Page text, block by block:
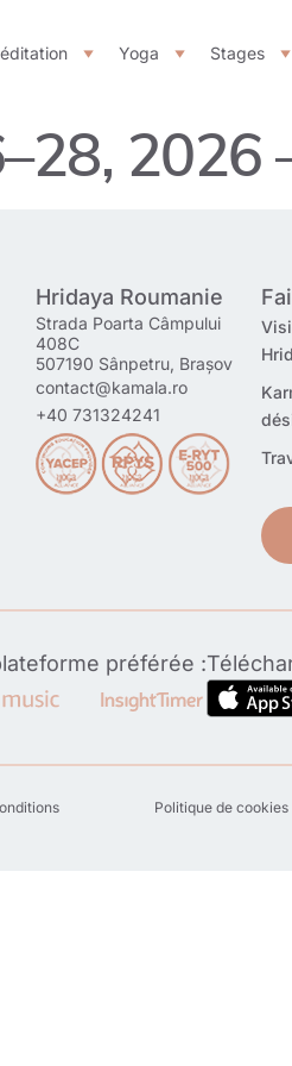
Yoga Stages
2026
Hridaya Roumanie
Strada Poarta Câmpului
408C
507190 Sânpetru, Brașov
contact@kamala.ro
+40 731324241
préférée :
Politique de cookies